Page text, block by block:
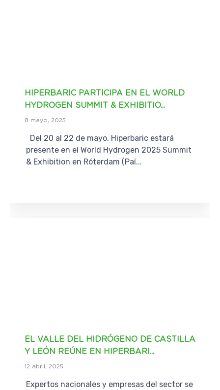
HIPERBARIC PARTICIPA EN EL WORLD
HYDROGEN SUMMIT & EXHIBITIO...
8 mayo, 2025
Del 20 al 22 de mayo, Hiperbaric estará
presente en el World Hydrogen 2025 Summit
& Exhibition en Róterdam (Paí...
EL VALLE DEL HIDRÓGENO DE CASTILLA
Y LEÓN REÚNE EN HIPERBARI...
12 abril, 2025
Expertos nacionales y empresas del sector se